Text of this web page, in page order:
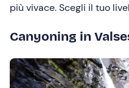
più vivace. Scegli il tuo
Canyoning in